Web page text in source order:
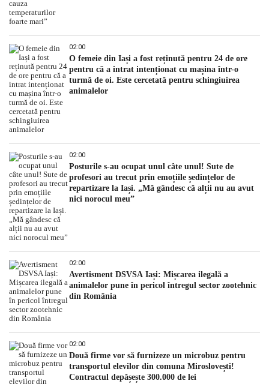
02:00
O femeie din Iași a fost reținută pentru 24 de ore
pentru că a intrat intenționat cu mașina într-o
turmă de oi. Este cercetată pentru schingiuirea
animalelor
02:00
Posturile s-au ocupat unul câte unul! Sute de
profesori au trecut prin emoțiile ședințelor de
repartizare la Iași. „Mă gândesc că alții nu au avut
nici norocul meu”
02:00
Avertisment DSVSA Iași: Mișcarea ilegală a
animalelor pune în pericol întregul sector zootehnic
din România
02:00
Două firme vor să furnizeze un microbuz pentru
transportul elevilor din comuna Miroslovești!
Contractul depășește 300.000 de lei